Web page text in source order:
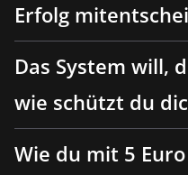
Erfolg
Das System will,
wie schützt du
Wie du mit 5